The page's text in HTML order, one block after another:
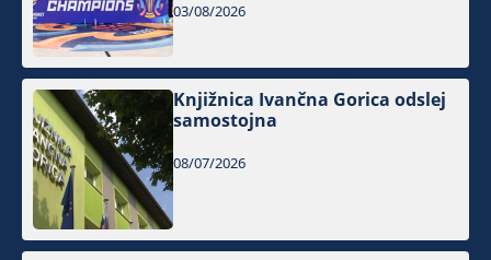
03/08/2026
Knjižnica Ivančna Gorica odslej
samostojna
08/07/2026